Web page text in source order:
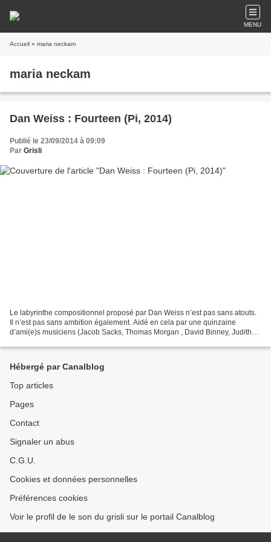
MENU
Accueil » maria neckam
maria neckam
Dan Weiss : Fourteen (Pi, 2014)
Publié le 23/09/2014 à 09:09
Par Grisli
Le labyrinthe compositionnel proposé par Dan Weiss n’est pas sans atouts.
Il n’est pas sans ambition également. Aidé en cela par une quinzaine
d’ami(e)s musiciens (Jacob Sacks, Thomas Morgan , David Binney, Judith
Hébergé par Canalblog
Top articles
Pages
Contact
Signaler un abus
C.G.U.
Cookies et données personnelles
Préférences cookies
Voir le profil de le son du grisli sur le portail Canalblog